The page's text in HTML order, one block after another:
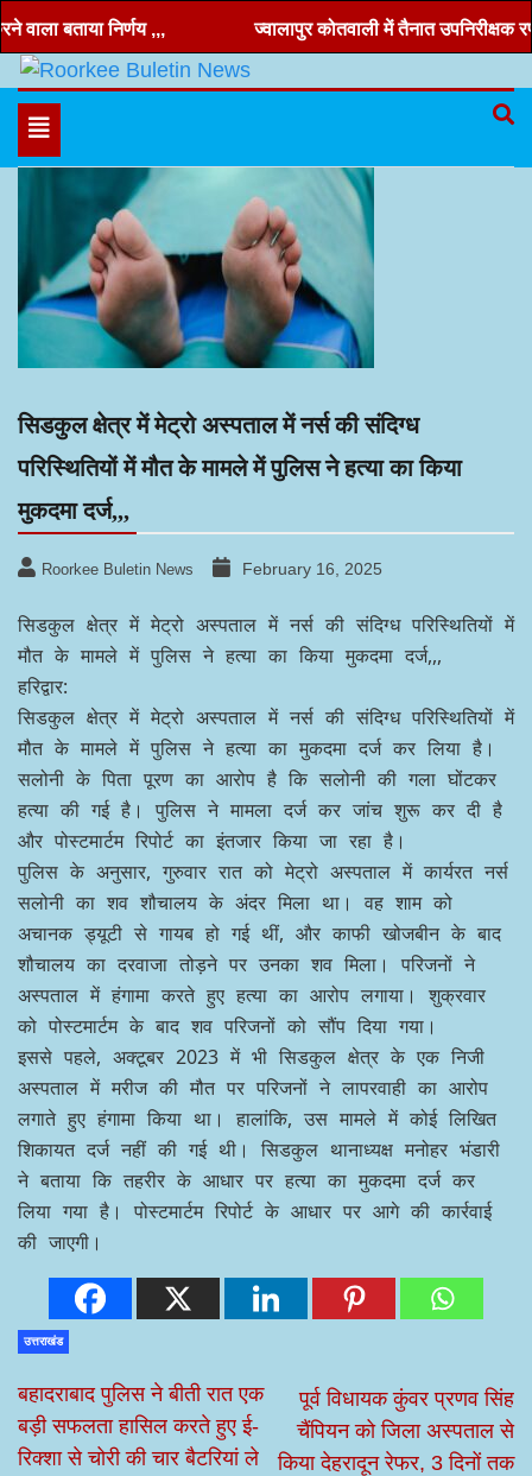
Skip
to
content
बताया निर्णय ,,, ज्वालापुर कोतवाली में तैनात उपनिरीक्षक
Roorkee Buletin News
Hindi news, roorkee news, Uttarakhand news
Toggle
navigation
सिडकुल क्षेत्र में मेट्रो अस्पताल में नर्स की संदिग्ध
परिस्थितियों में मौत के मामले में पुलिस ने हत्या का किया
मुकदमा दर्ज,,,
Roorkee Buletin News February 16, 2025
सिडकुल क्षेत्र में मेट्रो अस्पताल में नर्स की संदिग्ध परिस्थितियों में
मौत के मामले में पुलिस ने हत्या का किया मुकदमा दर्ज,,,
हरिद्वार:
सिडकुल क्षेत्र में मेट्रो अस्पताल में नर्स की संदिग्ध परिस्थितियों में
मौत के मामले में पुलिस ने हत्या का मुकदमा दर्ज कर लिया है।
सलोनी के पिता पूरण का आरोप है कि सलोनी की गला घोंटकर
हत्या की गई है। पुलिस ने मामला दर्ज कर जांच शुरू कर दी है
और पोस्टमार्टम रिपोर्ट का इंतजार किया जा रहा है।
पुलिस के अनुसार, गुरुवार रात को मेट्रो अस्पताल में कार्यरत नर्स
सलोनी का शव शौचालय के अंदर मिला था। वह शाम को
अचानक ड्यूटी से गायब हो गई थीं, और काफी खोजबीन के बाद
शौचालय का दरवाजा तोड़ने पर उनका शव मिला। परिजनों ने
अस्पताल में हंगामा करते हुए हत्या का आरोप लगाया। शुक्रवार
को पोस्टमार्टम के बाद शव परिजनों को सौंप दिया गया।
इससे पहले, अक्टूबर 2023 में भी सिडकुल क्षेत्र के एक निजी
अस्पताल में मरीज की मौत पर परिजनों ने लापरवाही का आरोप
लगाते हुए हंगामा किया था। हालांकि, उस मामले में कोई लिखित
शिकायत दर्ज नहीं की गई थी। सिडकुल थानाध्यक्ष मनोहर भंडारी
ने बताया कि तहरीर के आधार पर हत्या का मुकदमा दर्ज कर
लिया गया है। पोस्टमार्टम रिपोर्ट के आधार पर आगे की कार्रवाई
की जाएगी।
उत्तराखंड
बहादराबाद पुलिस ने बीती रात एक
बड़ी सफलता हासिल करते हुए ई-
रिक्शा से चोरी की चार बैटरियां ले
पूर्व विधायक कुंवर प्रणव सिंह
चैंपियन को जिला अस्पताल से
किया देहरादून रेफर, 3 दिनों तक